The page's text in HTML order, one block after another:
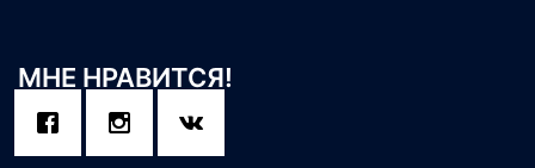
МНЕ НРАВИТСЯ!